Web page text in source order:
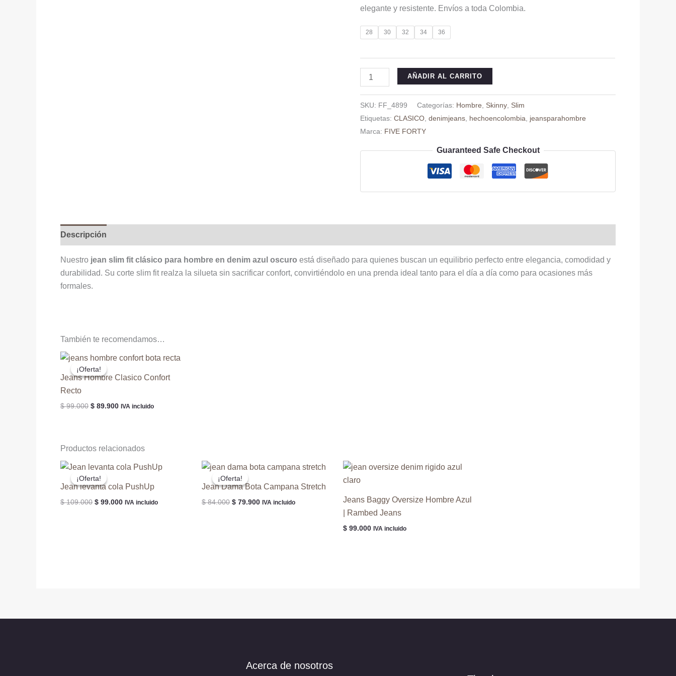
original
$ 89.900.
actual
elegante y resistente. Envíos a toda Colombia.
28 30 32 34 36
Jeans
Clasico
AÑADIR AL CARRITO
SKU: FF_4899 Categorías: Hombre, Skinny, Slim
Etiquetas:CLASICO,denimjeans, hechoencolombia, jeansparahombre
Marca: FIVE FORTY
Guaranteed Safe Checkout
Descripción
Nuestro jean slim fit clásico para hombre en denim azul oscuro está diseñado para quienes buscan un equilibrio perfecto entre elegancia, comodidad y
durabilidad. Su corte slim fit realza la silueta sin sacrificar confort, convirtiéndolo en una prenda ideal tanto para el día a día como para ocasiones más
formales.
También te recomendamos…
¡Oferta!
¡Oferta!
Jeans Hombre Clasico Confort
Recto
$99.000 El
$ 89.900ElIVA incluido
Productos relacionados
¡Oferta!
¡Oferta!
Jean levanta cola PushUp
$109.000 El
$ 99.000ElIVA incluido
¡Oferta!
¡Oferta!
Jean Dama Bota Campana Stretch
$84.000 El
$ 79.900ElIVA incluido
Jeans Baggy Oversize Hombre Azul
| Rambed Jeans
$ 99.000 IVA incluido
Acerca de nosotros